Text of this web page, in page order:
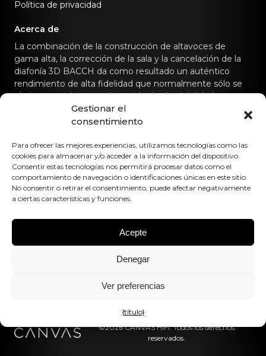
Gestionar el
consentimiento
Para ofrecer las mejores experiencias, utilizamos tecnologías como las
cookies para almacenar y/o acceder a la información del dispositivo.
Consentir estas tecnologías nos permitirá procesar datos como el
comportamiento de navegación o identificaciones únicas en este sitio.
No consentir o retirar el consentimiento, puede afectar negativamente
a ciertas características y funciones.
Acepte
Denegar
Ver preferencias
{título}
Política de privacidad
Acerca de
La combinación de la construcción de altavoces de
gama alta, la corrección de la sala y la cancelación de la
diafonía 3D BACCH da como resultado un auténtico
rendimiento de alta fidelidad que normalmente sólo se
obtiene con sistemas de sonido de alta fidelidad
hello@canvashifi.com Llame al +45 29 75 00 45
CANVAS HiFi ApS
Flade Engvej 4
Número de IVA:DK43519425
©2026 CANVAS HiFi. Todos los derechos
reservados.